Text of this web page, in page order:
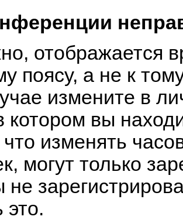
отображается
поясу, а не к
измените в
котором вы
изменять
могут только
не
это.